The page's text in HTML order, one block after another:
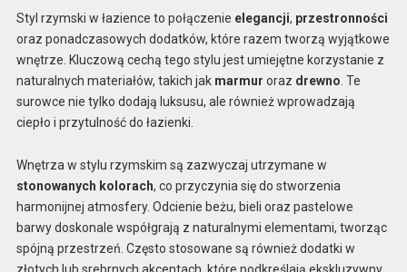
Styl rzymski w łazience to połączenie elegancji, przestronności
oraz ponadczasowych dodatków, które razem tworzą wyjątkowe
wnętrze. Kluczową cechą tego stylu jest umiejętne korzystanie z
naturalnych materiałów, takich jak marmur oraz drewno . Te
surowce nie tylko dodają luksusu, ale również wprowadzają
ciepło i przytulność do łazienki.
Wnętrza w stylu rzymskim są zazwyczaj utrzymane w
stonowanych kolorach, co przyczynia się do stworzenia
harmonijnej atmosfery. Odcienie beżu, bieli oraz pastelowe
barwy doskonale współgrają z naturalnymi elementami, tworząc
spójną przestrzeń. Często stosowane są również dodatki w
złotych lub srebrnych akcentach, które podkreślają ekskluzywny